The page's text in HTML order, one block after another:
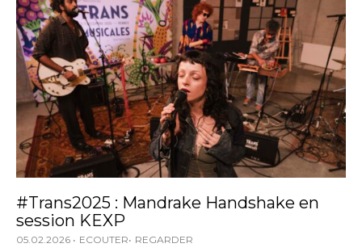
#Trans2025 : Mandrake Handshake en
session KEXP
05.02.2026 ECOUTER REGARDER